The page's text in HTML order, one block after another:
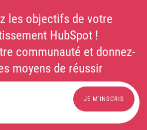
les objectifs de votre
HubSpot !
communauté et donnez-
moyens de réussir